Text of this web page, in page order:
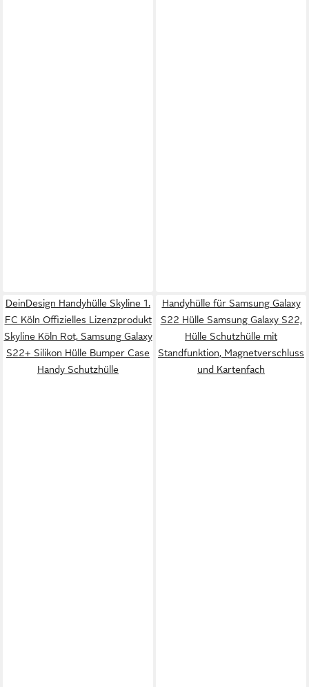
DeinDesign Handyhülle Skyline 1.
FC Köln Offizielles Lizenzprodukt
Skyline Köln Rot, Samsung Galaxy
S22+ Silikon Hülle Bumper Case
Handy Schutzhülle
Handyhülle für Samsung Galaxy
S22 Hülle Samsung Galaxy S22,
Hülle Schutzhülle mit
Standfunktion, Magnetverschluss
und Kartenfach